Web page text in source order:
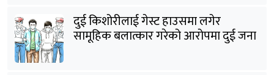
दुई किशोरीलाई गेस्ट हाउसमा लगेर
सामूहिक बलात्कार गरेको आरोपमा दुई जना
पक्राउ